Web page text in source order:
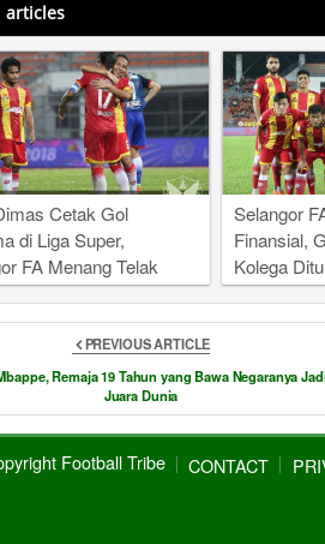
articles
Cetak Gol
di Liga Super,
FA Menang Telak
Selangor
Finansial,
Kolega
PREVIOUS ARTICLE
Remaja 19 Tahun yang Bawa Negaranya
Juara Dunia
Football Tribe CONTACT